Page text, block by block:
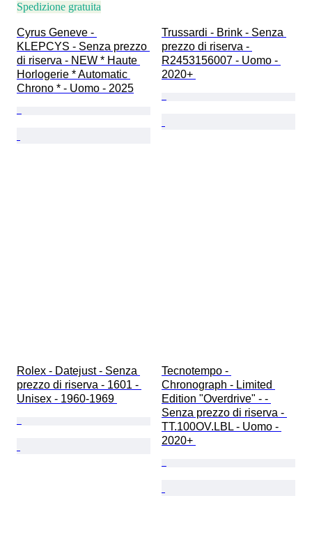
Spedizione gratuita
Cyrus Geneve -
KLEPCYS - Senza prezzo
di riserva - NEW * Haute
Horlogerie * Automatic
Chrono * - Uomo - 2025
Trussardi - Brink - Senza
prezzo di riserva -
R2453156007 - Uomo -
2020+
Rolex - Datejust - Senza
prezzo di riserva - 1601 -
Unisex - 1960-1969
Tecnotempo -
Chronograph - Limited
Edition "Overdrive" - -
Senza prezzo di riserva -
TT.100OV.LBL - Uomo -
2020+